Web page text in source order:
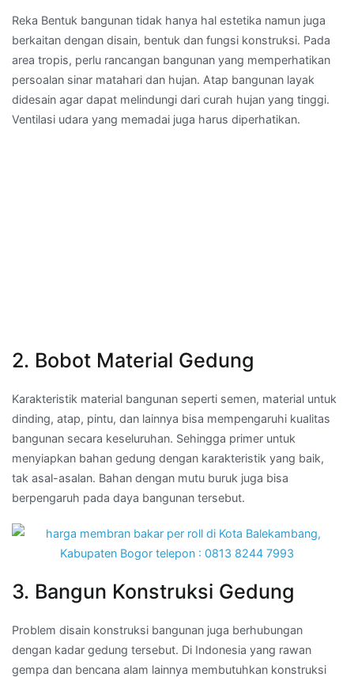
Reka Bentuk bangunan tidak hanya hal estetika namun juga
berkaitan dengan disain, bentuk dan fungsi konstruksi. Pada
area tropis, perlu rancangan bangunan yang memperhatikan
persoalan sinar matahari dan hujan. Atap bangunan layak
didesain agar dapat melindungi dari curah hujan yang tinggi.
Ventilasi udara yang memadai juga harus diperhatikan.
2. Bobot Material Gedung
Karakteristik material bangunan seperti semen, material untuk
dinding, atap, pintu, dan lainnya bisa mempengaruhi kualitas
bangunan secara keseluruhan. Sehingga primer untuk
menyiapkan bahan gedung dengan karakteristik yang baik,
tak asal-asalan. Bahan dengan mutu buruk juga bisa
berpengaruh pada daya bangunan tersebut.
3. Bangun Konstruksi Gedung
Problem disain konstruksi bangunan juga berhubungan
dengan kadar gedung tersebut. Di Indonesia yang rawan
gempa dan bencana alam lainnya membutuhkan konstruksi